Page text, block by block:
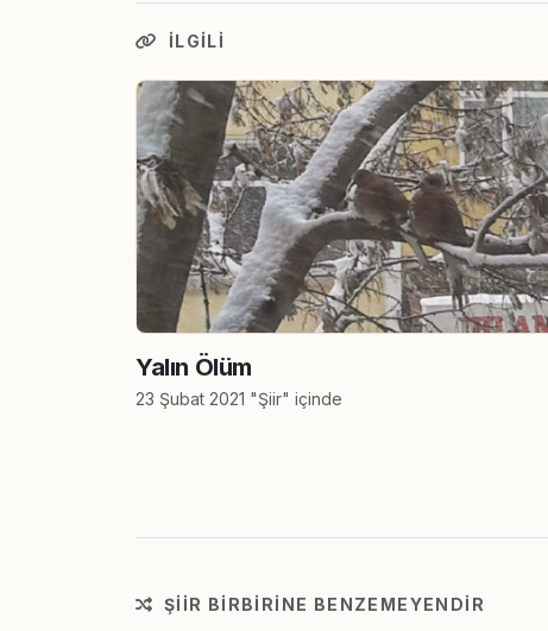
İLGILI
Yalın Ölüm
23 Şubat 2021 "Şiir" içinde
ŞIIR BIRBIRINE BENZEMEYENDIR